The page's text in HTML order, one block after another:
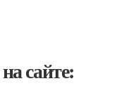
сайте: